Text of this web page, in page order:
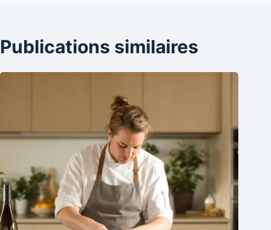
Publications similaires